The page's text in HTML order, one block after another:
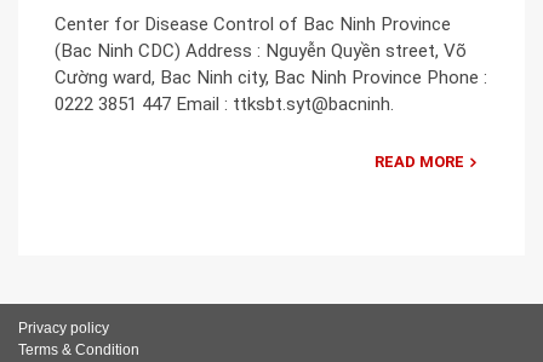
Center for Disease Control of Bac Ninh Province
(Bac Ninh CDC) Address : Nguyễn Quyền street, Võ
Cường ward, Bac Ninh city, Bac Ninh Province Phone :
0222 3851 447 Email : ttksbt.syt@bacninh.
READ MORE
Privacy policy
Terms & Condition